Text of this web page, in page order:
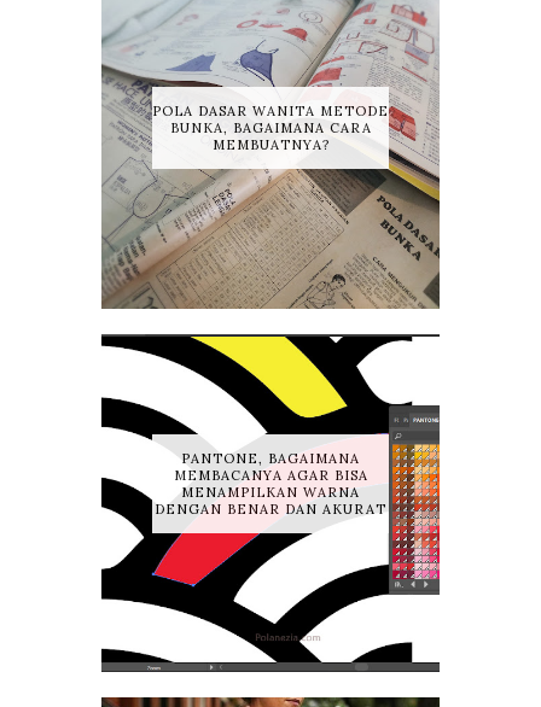
POLA DASAR WANITA METODE
BUNKA, BAGAIMANA CARA
MEMBUATNYA?
PANTONE, BAGAIMANA
MEMBACANYA AGAR BISA
MENAMPILKAN WARNA
DENGAN BENAR DAN AKURAT